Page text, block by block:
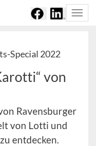
Special 2022
von
Ravensburger
von Lotti und
entdecken.